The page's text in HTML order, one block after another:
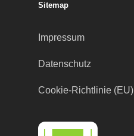
Sitemap
Impressum
Datenschutz
Cookie-Richtlinie (EU)